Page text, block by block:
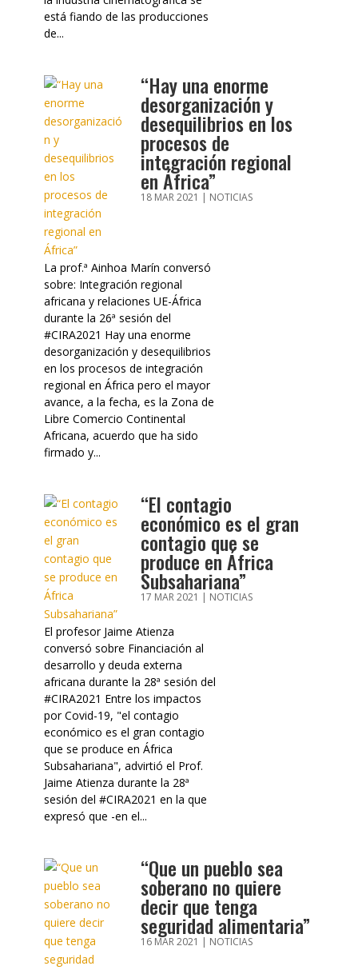
está fiando de las producciones
de...
“Hay una enorme
desorganización y
desequilibrios en los
procesos de
integración regional
en África”
18 MAR 2021 | NOTICIAS
La prof.ª Ainhoa Marín conversó
sobre: Integración regional
africana y relaciones UE-África
durante la 26ª sesión del
#CIRA2021 Hay una enorme
desorganización y desequilibrios
en los procesos de integración
regional en África pero el mayor
avance, a la fecha, es la Zona de
Libre Comercio Continental
Africana, acuerdo que ha sido
firmado y...
“El contagio
económico es el gran
contagio que se
produce en África
Subsahariana”
17 MAR 2021 | NOTICIAS
El profesor Jaime Atienza
conversó sobre Financiación al
desarrollo y deuda externa
africana durante la 28ª sesión del
#CIRA2021 Entre los impactos
por Covid-19, "el contagio
económico es el gran contagio
que se produce en África
Subsahariana", advirtió el Prof.
Jaime Atienza durante la 28ª
sesión del #CIRA2021 en la que
expresó que -en el...
“Que un pueblo sea
soberano no quiere
decir que tenga
seguridad alimentaria”
16 MAR 2021 | NOTICIAS